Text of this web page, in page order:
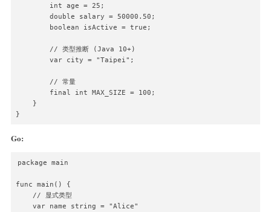
        int age = 25;
        double salary = 50000.50;
        boolean isActive = true;
        // 类型推断 (Java 10+)
        var city = "Taipei";
        // 常量
        final int MAX_SIZE = 100;
    }
}
Go:
package main
func main() {
    // 显式类型
    var name string = "Alice"